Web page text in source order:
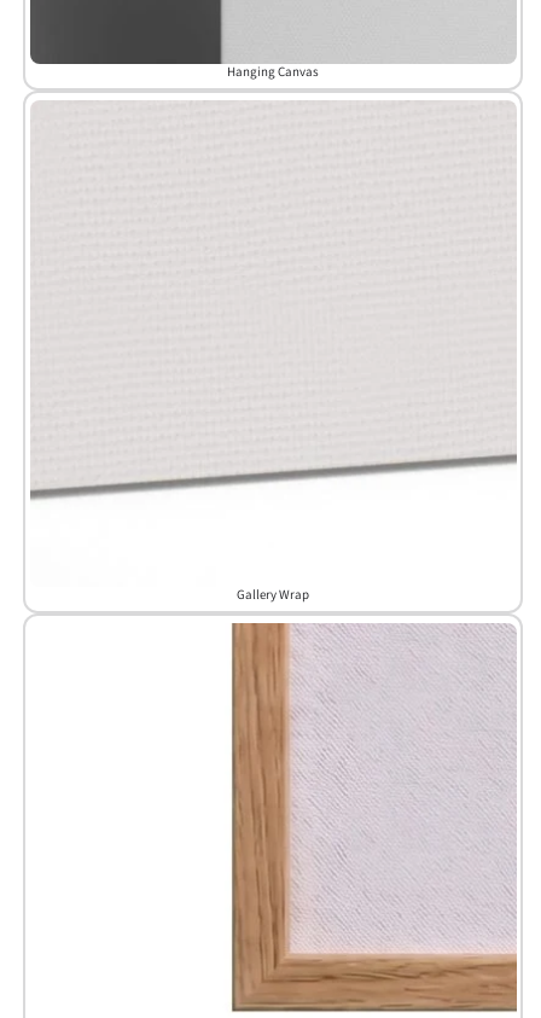
Hanging Canvas
Gallery Wrap